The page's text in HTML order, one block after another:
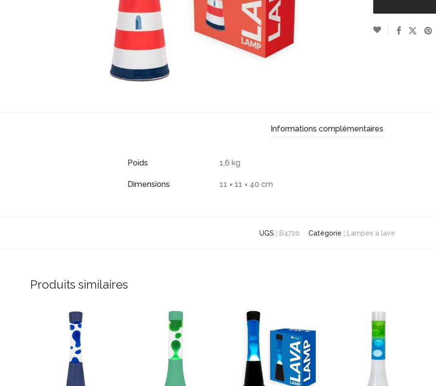
Informations complémentaires
Poids 1,6 kg
Dimensions 11 × 11 × 40 cm
UGS : B4720 Catégorie : Lampes à lave
Produits similaires